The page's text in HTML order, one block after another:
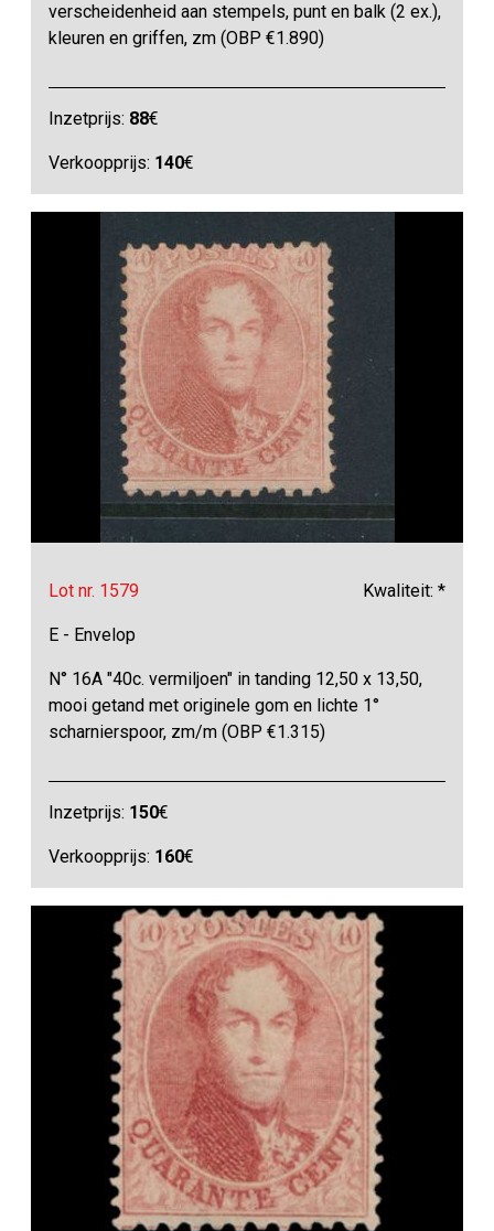
verscheidenheid aan stempels, punt en balk (2 ex.),
kleuren en griffen, zm (OBP €1.890)
Inzetprijs: 88€
Verkoopprijs: 140€
Lot nr. 1579 Kwaliteit: *
E - Envelop
N° 16A "40c. vermiljoen" in tanding 12,50 x 13,50,
mooi getand met originele gom en lichte 1°
scharnierspoor, zm/m (OBP €1.315)
Inzetprijs: 150€
Verkoopprijs: 160€